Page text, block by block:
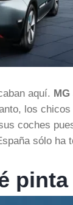
aquí. MG
los
coches
sólo